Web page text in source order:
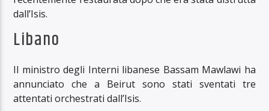
dall’Isis.
Libano
Il ministro degli Interni libanese Bassam Mawlawi ha
annunciato che a Beirut sono stati sventati tre
attentati orchestrati dall’Isis.